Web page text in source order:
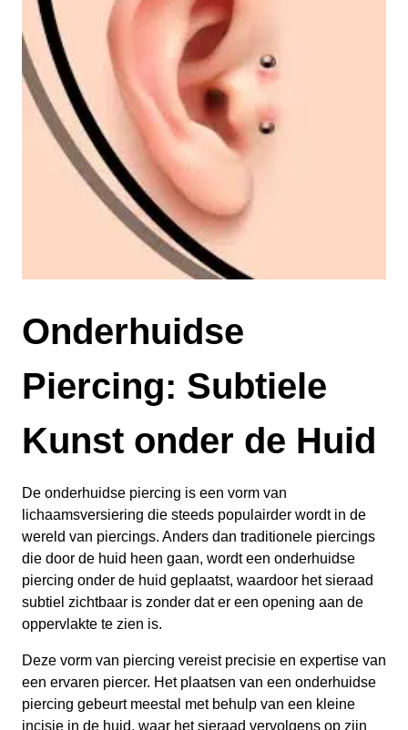
Onderhuidse
Piercing: Subtiele
Kunst onder de Huid
De onderhuidse piercing is een vorm van
lichaamsversiering die steeds populairder wordt in de
wereld van piercings. Anders dan traditionele piercings
die door de huid heen gaan, wordt een onderhuidse
piercing onder de huid geplaatst, waardoor het sieraad
subtiel zichtbaar is zonder dat er een opening aan de
oppervlakte te zien is.
Deze vorm van piercing vereist precisie en expertise van
een ervaren piercer. Het plaatsen van een onderhuidse
piercing gebeurt meestal met behulp van een kleine
incisie in de huid, waar het sieraad vervolgens op zijn